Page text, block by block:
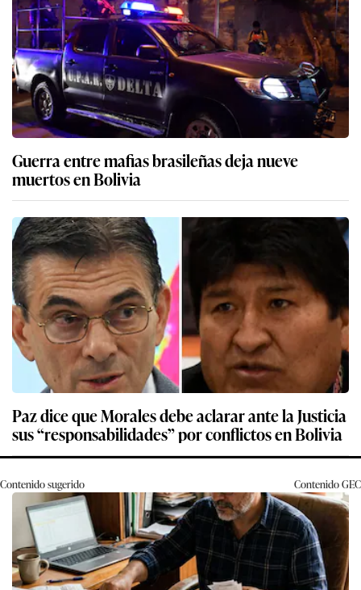
Guerra entre mafias brasileñas deja nueve
muertos en Bolivia
Paz dice que Morales debe aclarar ante la Justicia
sus “responsabilidades” por conflictos en Bolivia
Contenido sugerido ContenidoGEC